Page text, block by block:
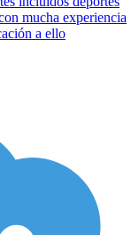
mucha experiencia
a ello